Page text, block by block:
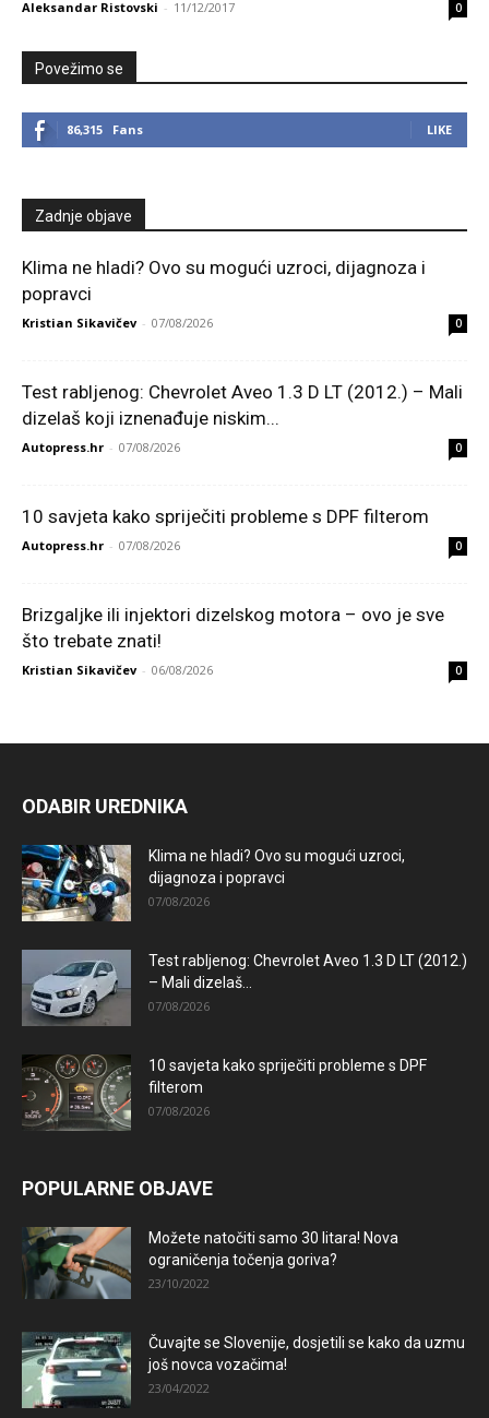
Aleksandar Ristovski - 11/12/2017 0
Povežimo se
86,315 Fans LIKE
Zadnje objave
Klima ne hladi? Ovo su mogući uzroci, dijagnoza i
popravci
Kristian Sikavičev - 07/08/2026 0
Test rabljenog: Chevrolet Aveo 1.3 D LT (2012.) – Mali
dizelaš koji iznenađuje niskim...
Autopress.hr - 07/08/2026 0
10 savjeta kako spriječiti probleme s DPF filterom
Autopress.hr - 07/08/2026 0
Brizgaljke ili injektori dizelskog motora – ovo je sve
što trebate znati!
Kristian Sikavičev - 06/08/2026 0
ODABIR UREDNIKA
Klima ne hladi? Ovo su mogući uzroci,
dijagnoza i popravci
07/08/2026
Test rabljenog: Chevrolet Aveo 1.3 D LT (2012.)
– Mali dizelaš...
07/08/2026
10 savjeta kako spriječiti probleme s DPF
filterom
07/08/2026
POPULARNE OBJAVE
Možete natočiti samo 30 litara! Nova
ograničenja točenja goriva?
23/10/2022
Čuvajte se Slovenije, dosjetili se kako da uzmu
još novca vozačima!
23/04/2022